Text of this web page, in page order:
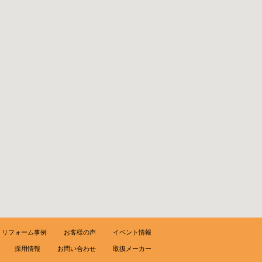
リフォーム事例 お客様の声 イベント情報
採用情報 お問い合わせ 取扱メーカー